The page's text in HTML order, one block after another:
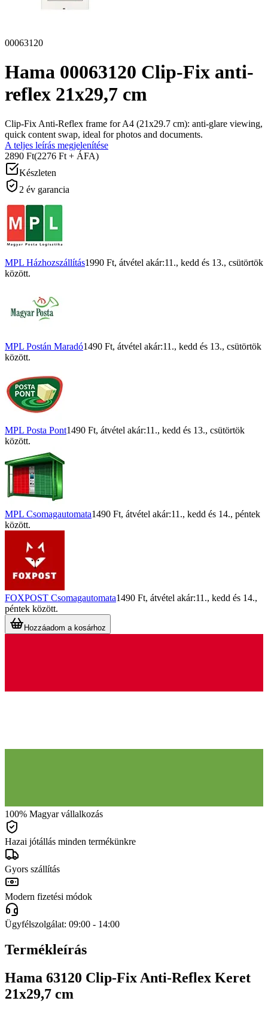
00063120
Hama 00063120 Clip-Fix anti-
reflex 21x29,7 cm
Clip-Fix Anti-Reflex frame for A4 (21x29.7 cm): anti-glare viewing,
quick content swap, ideal for photos and documents.
A teljes leírás megjelenítése
2890 Ft(2276 Ft + ÁFA)
Készleten
2 év garancia
MPL Házhozszállítás1990 Ft, átvétel akár:11., kedd és 13., csütörtök
között.
MPL Postán Maradó1490 Ft, átvétel akár:11., kedd és 13., csütörtök
között.
MPL Posta Pont1490 Ft, átvétel akár:11., kedd és 13., csütörtök
között.
MPL Csomagautomata1490 Ft, átvétel akár:11., kedd és 14., péntek
között.
FOXPOST Csomagautomata1490 Ft, átvétel akár:11., kedd és 14.,
péntek között.
Hozzáadom a kosárhoz
100% Magyar vállalkozás
Hazai jótállás minden termékünkre
Gyors szállítás
Modern fizetési módok
Ügyfélszolgálat: 09:00 - 14:00
Termékleírás
Hama 63120 Clip-Fix Anti-Reflex Keret
21x29,7 cm